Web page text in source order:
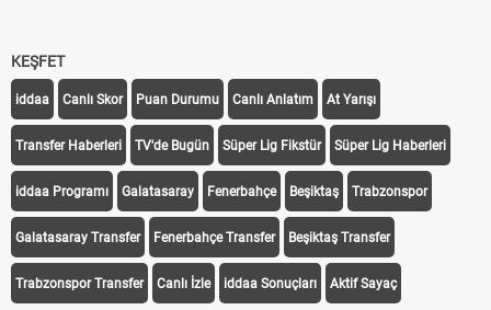
KEŞFET
iddaa Canlı Skor Puan Durumu Canlı Anlatım At Yarışı
Transfer Haberleri TV'de Bugün Süper Lig Fikstür Süper Lig Haberleri
iddaa Programı Galatasaray Fenerbahçe Beşiktaş Trabzonspor
Galatasaray Transfer Fenerbahçe Transfer Beşiktaş Transfer
Trabzonspor Transfer Canlı İzle iddaa Sonuçları Aktif Sayaç